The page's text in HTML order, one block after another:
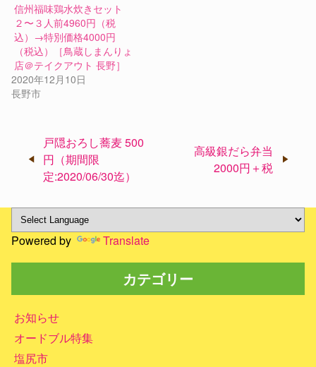
信州福味鶏水炊きセット
２〜３人前4960円（税
込）→特別価格4000円
（税込）［鳥蔵しまんりょ
店＠テイクアウト 長野］
2020年12月10日
長野市
ゲ
ー
シ
ョ
戸隠おろし蕎麦 500
円（期間限
定:2020/06/30迄）
高級銀だら弁当
2000円＋税
Powered by Translate
カテゴリー
お知らせ
オードブル特集
塩尻市